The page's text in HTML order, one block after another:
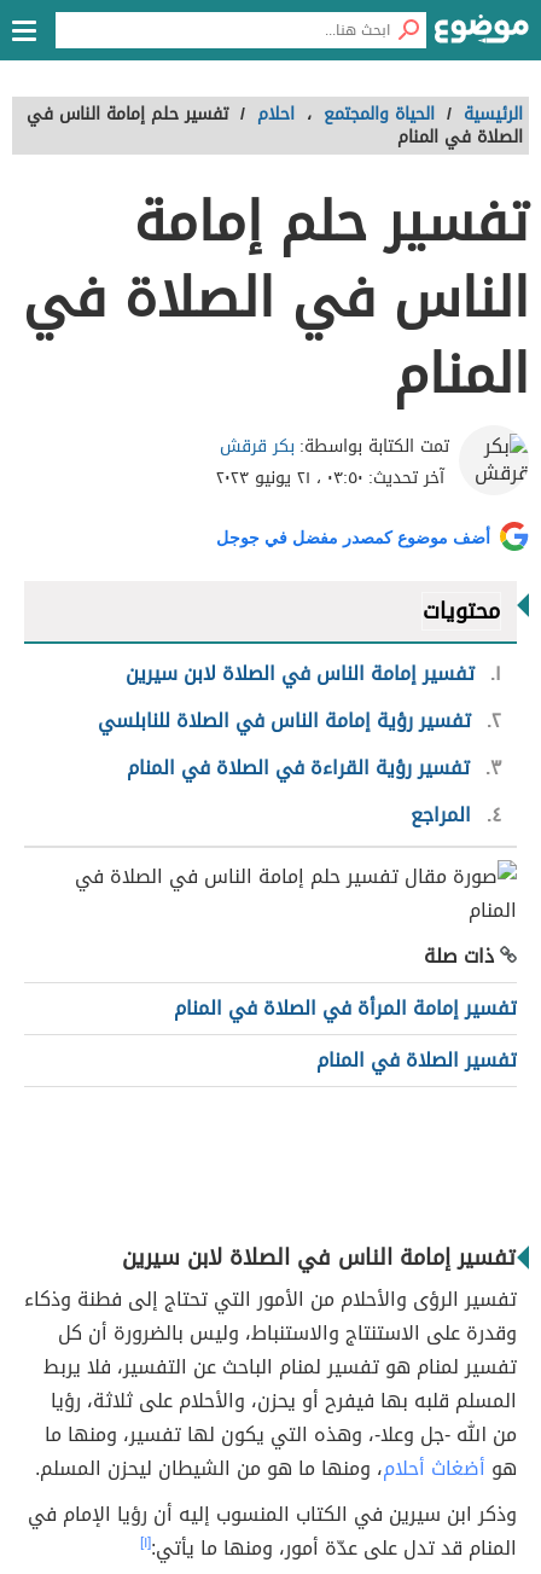
الرئيسية / الحياة والمجتمع ، احلام / تفسير حلم إمامة الناس في
الصلاة في المنام
تفسير حلم إمامة
الناس في الصلاة في
المنام
تمت الكتابة بواسطة: بكر قرقش
آخر تحديث: ٠٣:٥٠ ، ٢١ يونيو ٢٠٢٣
أضف موضوع كمصدر مفضل في جوجل
محتويات
١ تفسير إمامة الناس في الصلاة لابن سيرين
٢ تفسير رؤية إمامة الناس في الصلاة للنابلسي
٣ تفسير رؤية القراءة في الصلاة في المنام
٤
المراجع
ذات صلة
تفسير إمامة المرأة في الصلاة في المنام
تفسير الصلاة في المنام
تفسير إمامة الناس في الصلاة لابن سيرين
تفسير الرؤى والأحلام من الأمور التي تحتاج إلى فطنة وذكاء
وقدرة على الاستنتاج والاستنباط، وليس بالضرورة أن كل
تفسير لمنام هو تفسير لمنام الباحث عن التفسير، فلا يربط
المسلم قلبه بها فيفرح أو يحزن، والأحلام على ثلاثة، رؤيا
من الله -جل وعلا-، وهذه التي يكون لها تفسير، ومنها ما
هو أضغاث أحلام، ومنها ما هو من الشيطان ليحزن المسلم.
وذكر ابن سيرين في الكتاب المنسوب إليه أن رؤيا الإمام في
المنام قد تدل على عدّة أمور، ومنها ما يأتي:[١]